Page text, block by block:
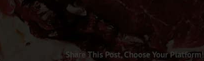
Share This Post, Choose Your Platform!